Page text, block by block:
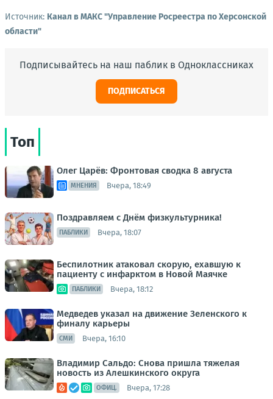
Источник: Канал в МАКС "Управление Росреестра по Херсонской
области"
Подписывайтесь на наш паблик в Одноклассниках
ПОДПИСАТЬСЯ
Топ
Олег Царёв: Фронтовая сводка 8 августа
МНЕНИЯ Вчера, 18:49
Поздравляем с Днём физкультурника!
ПАБЛИКИ Вчера, 18:07
Беспилотник атаковал скорую, ехавшую к
пациенту с инфарктом в Новой Маячке
ПАБЛИКИ Вчера, 18:12
Медведев указал на движение Зеленского к
финалу карьеры
СМИ Вчера, 16:10
Владимир Сальдо: Снова пришла тяжелая
новость из Алешкинского округа
ОФИЦ. Вчера, 17:28